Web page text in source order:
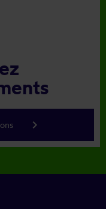
keyboard_arrow_right